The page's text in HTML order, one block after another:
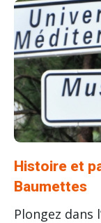
Histoire et
Baumettes
Plongez